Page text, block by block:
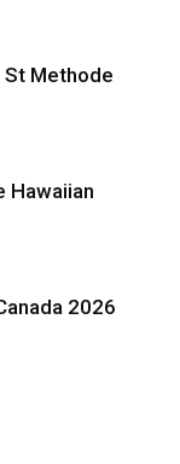
St Methode
Hawaiian
2026